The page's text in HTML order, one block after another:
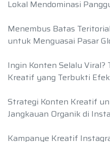
Lokal Mendominasi
Menembus Batas
untuk Menguasai Pasar
Ingin Konten Selalu
Kreatif yang Terbukti
Strategi Konten Kreatif
Jangkauan Organik di
Kampanye Kreatif